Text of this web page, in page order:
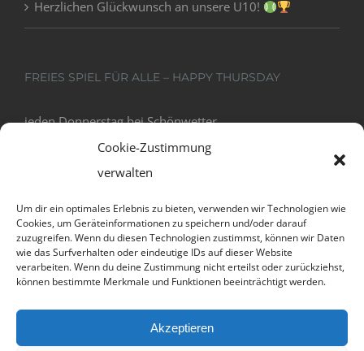
Cookie-Zustimmung
verwalten
Um dir ein optimales Erlebnis zu bieten, verwenden wir Technologien wie
Cookies, um Geräteinformationen zu speichern und/oder darauf
zuzugreifen. Wenn du diesen Technologien zustimmst, können wir Daten
wie das Surfverhalten oder eindeutige IDs auf dieser Website
verarbeiten. Wenn du deine Zustimmung nicht erteilst oder zurückziehst,
können bestimmte Merkmale und Funktionen beeinträchtigt werden.
Akzeptieren
Herzlichen Glückwunsch an unsere U10!
FREIES SPIEL FÜR ALLE – HAPPY THURSDAY
jeden Donnerstag bei Schönwetter
18:00 - 20:00
Datenschutz und Cookies: Diese Website verwendet Cookies. Wenn du